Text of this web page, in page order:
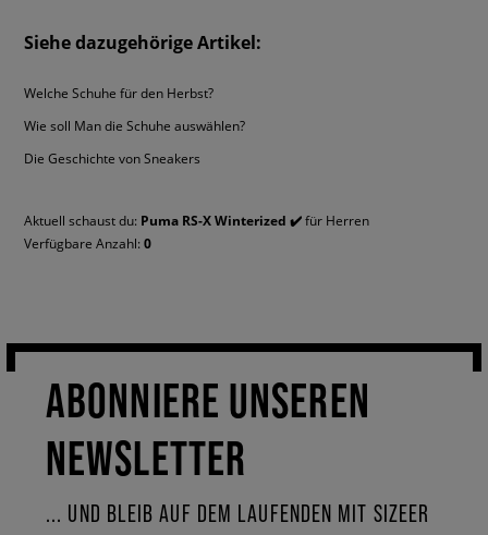
Siehe dazugehörige Artikel:
Welche Schuhe für den Herbst?
Wie soll Man die Schuhe auswählen?
Die Geschichte von Sneakers
Aktuell schaust du: Puma RS-X Winterized ✔️für Herren
Verfügbare Anzahl: 0
ABONNIERE UNSEREN
NEWSLETTER
... UND BLEIB AUF DEM LAUFENDEN MIT SIZEER